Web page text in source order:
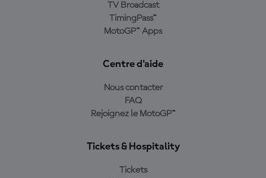
TV Broadcast
TimingPass™
MotoGP™ Apps
Centre d'aide
Nous contacter
FAQ
Rejoignez le MotoGP™
Tickets & Hospitality
Tickets